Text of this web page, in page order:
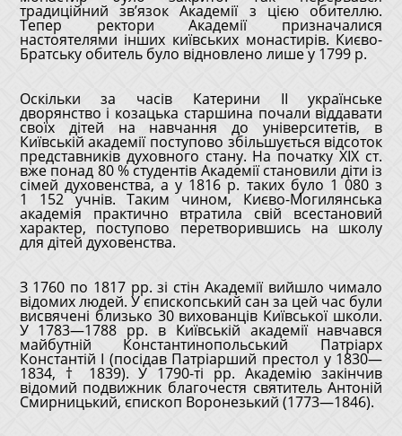
традиційний зв’язок Академії з цією обителлю.
Тепер ректори Академії призначалися
настоятелями інших київських монастирів. Києво-
Братську обитель було відновлено лише у 1799 р.
Оскільки за часів Катерини II українське
дворянство і козацька старшина почали віддавати
своїх дітей на навчання до університетів, в
Київській академії поступово збільшується відсоток
представників духовного стану. На початку XIX ст.
вже понад 80 % студентів Академії становили діти із
сімей духовенства, а у 1816 р. таких було 1 080 з
1 152 учнів. Таким чином, Києво-Могилянська
академія практично втратила свій всестановий
характер, поступово перетворившись на школу
для дітей духовенства.
З 1760 по 1817 рр. зі стін Академії вийшло чимало
відомих людей. У єпископський сан за цей час були
висвячені близько 30 вихованців Київської школи.
У 1783—1788 рр. в Київській академії навчався
майбутній Константинопольський Патріарх
Константій І (посідав Патріарший престол у 1830—
1834, † 1839). У 1790-ті рр. Академію закінчив
відомий подвижник благочестя святитель Антоній
Смирницький, єпископ Воронезький (1773—1846).